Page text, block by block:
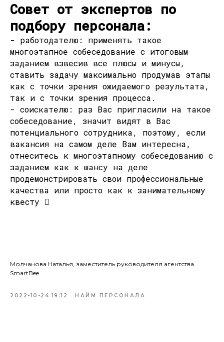
Совет от экспертов по
подбору персонала:
- работодателю: применять такое
многоэтапное собеседование с итоговым
заданием взвесив все плюсы и минусы,
ставить задачу максимально продумав этапы
как с точки зрения ожидаемого результата,
так и с точки зрения процесса.
- соискателю: раз Вас пригласили на такое
собеседование, значит видят в Вас
потенциального сотрудника, поэтому, если
вакансия на самом деле Вам интересна,
отнеситесь к многоэтапному собеседованию с
заданием как к шансу на деле
продемонстрировать свои профессиональные
качества или просто как к занимательному
квесту 
Молчанова Наталья, заместитель руководителя агентства
SmartBee
2022-10-24 19:12 НАЙМ ПЕРСОНАЛА